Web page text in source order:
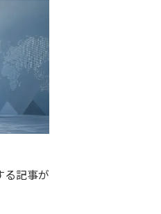
る記事が